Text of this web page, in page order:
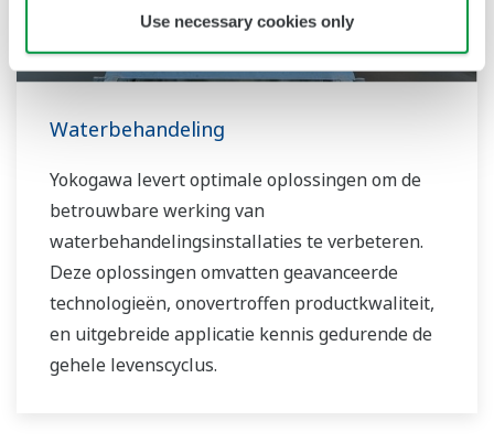
Use necessary cookies only
Waterbehandeling
Yokogawa levert optimale oplossingen om de
betrouwbare werking van
waterbehandelingsinstallaties te verbeteren.
Deze oplossingen omvatten geavanceerde
technologieën, onovertroffen productkwaliteit,
en uitgebreide applicatie kennis gedurende de
gehele levenscyclus.